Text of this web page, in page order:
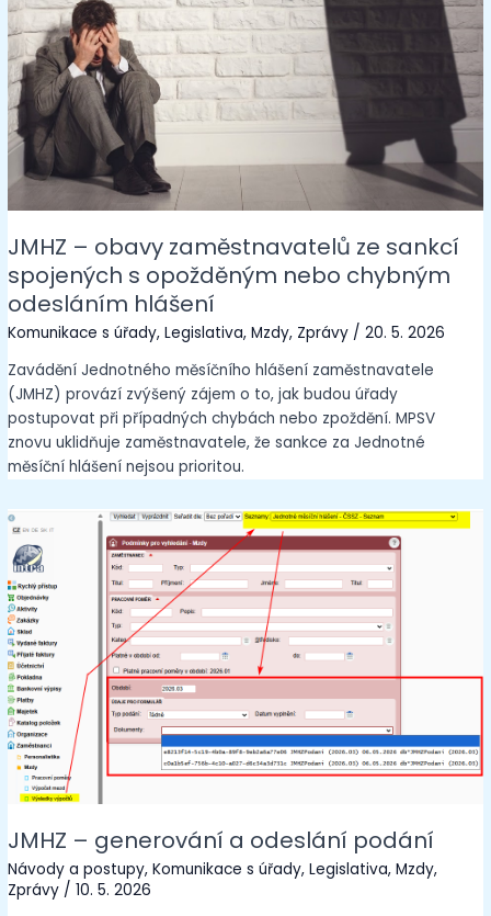
JMHZ – obavy zaměstnavatelů ze sankcí
spojených s opožděným nebo chybným
odesláním hlášení
Komunikace s úřady,Legislativa,Mzdy, Zprávy /20. 5. 2026
Zavádění Jednotného měsíčního hlášení zaměstnavatele
(JMHZ) provází zvýšený zájem o to, jak budou úřady
postupovat při případných chybách nebo zpoždění. MPSV
znovu uklidňuje zaměstnavatele, že sankce za Jednotné
měsíční hlášení nejsou prioritou.
JMHZ – generování a odeslání podání
Návody a postupy,Komunikace s úřady,Legislativa,Mzdy,
Zprávy /10. 5. 2026